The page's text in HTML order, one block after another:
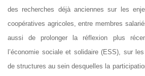
des recherches déjà anciennes sur les
coopératives agricoles, entre membres
aussi de prolonger la réflexion plus
l’économie sociale et solidaire (ESS), sur
de structures au sein desquelles la